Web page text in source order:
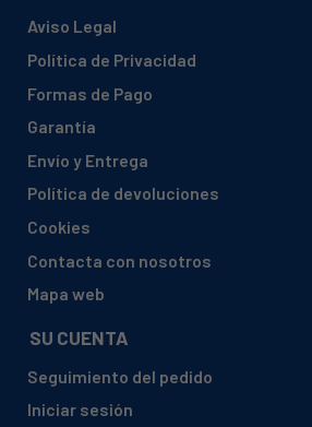
Aviso Legal
Política de Privacidad
Formas de Pago
Garantía
Envío y Entrega
Política de devoluciones
Cookies
Contacta con nosotros
Mapa web
SU CUENTA
Seguimiento del pedido
Iniciar sesión